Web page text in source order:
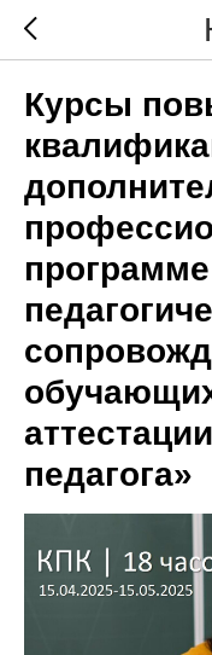
Курсы
педагога»